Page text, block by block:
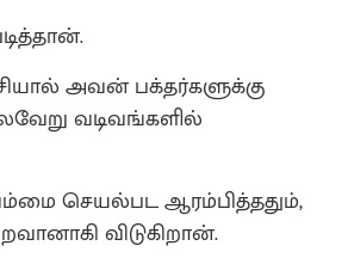
அவன் பக்தர்களுக்கு
வடிவங்களில்
செயல்பட ஆரம்பித்ததும்,
விடுகிறான்.